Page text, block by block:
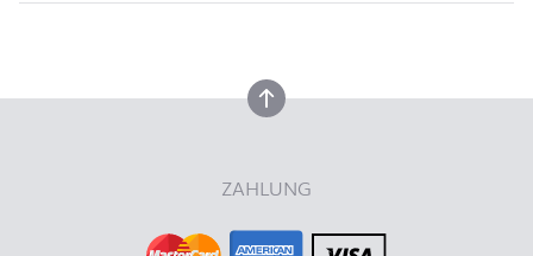
nach oben
ZAHLUNG